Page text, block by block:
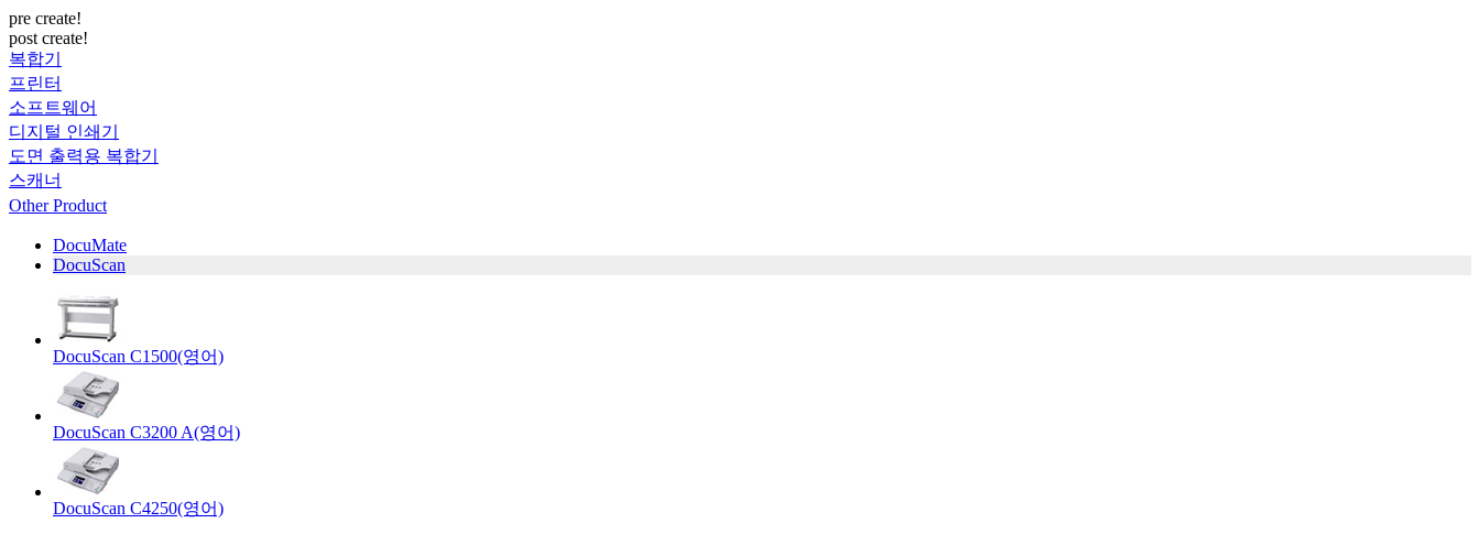
pre create!
post create!
복합기
프린터
소프트웨어
디지털 인쇄기
도면 출력용 복합기
스캐너
Other Product
DocuMate
DocuScan
DocuScan C1500(영어)
DocuScan C3200 A(영어)
DocuScan C4250(영어)